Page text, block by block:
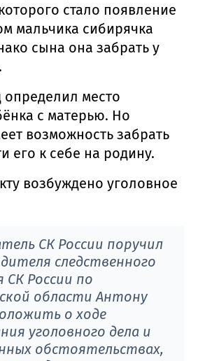
стало появление
мальчика сибирячка
сына она забрать у
определил место
с матерью. Но
возможность забрать
его к себе на родину.
возбуждено уголовное
СК России поручил
следственного
СК России по
области Антону
о ходе
уголовного дела и
обстоятельствах,